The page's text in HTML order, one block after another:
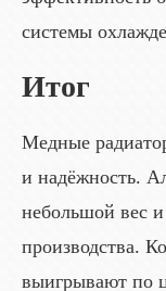
системы
Итог
Медные
и надёжность.
небольшой вес
производства.
выигрывают по